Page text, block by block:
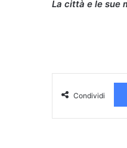
La città e le sue
Condividi